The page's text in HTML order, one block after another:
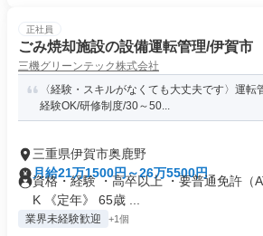
正社員
ごみ焼却施設の設備運転管理/伊賀市
三機グリーンテック株式会社
〈経験・スキルがなくても大丈夫です〉運
経験OK/研修制度/30～50...
三重県伊賀市奥鹿野
月給21万1500円～26万5500円
資格・経験 ・高卒以上 ・要普通免許（
K 《定年》 65歳 ...
業界未経験歓迎 +1個